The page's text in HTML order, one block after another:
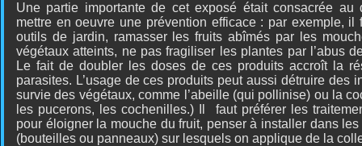
Une partie importante de cet exposé était consacrée au
mettre en oeuvre une prévention efficace : par exemple, il
outils de jardin, ramasser les fruits abîmés par les
végétaux atteints, ne pas fragiliser les plantes par l’abus
Le fait de doubler les doses de ces produits accroît la
parasites. L’usage de ces produits peut aussi détruire des
survie des végétaux, comme l’abeille (qui pollinise) ou la
les pucerons, les cochenilles.) Il
faut préférer les
pour éloigner la mouche du fruit, penser à installer dans
(bouteilles ou panneaux) sur lesquels on applique de la